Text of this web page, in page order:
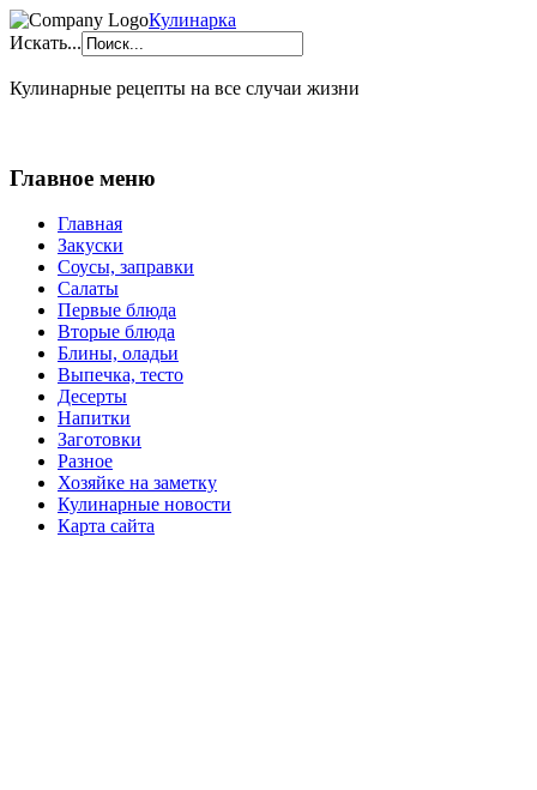
Кулинарка
Искать...
Кулинарные рецепты на все случаи жизни
Главное меню
Главная
Закуски
Соусы, заправки
Салаты
Первые блюда
Вторые блюда
Блины, оладьи
Выпечка, тесто
Десерты
Напитки
Заготовки
Разное
Хозяйке на заметку
Кулинарные новости
Карта сайта